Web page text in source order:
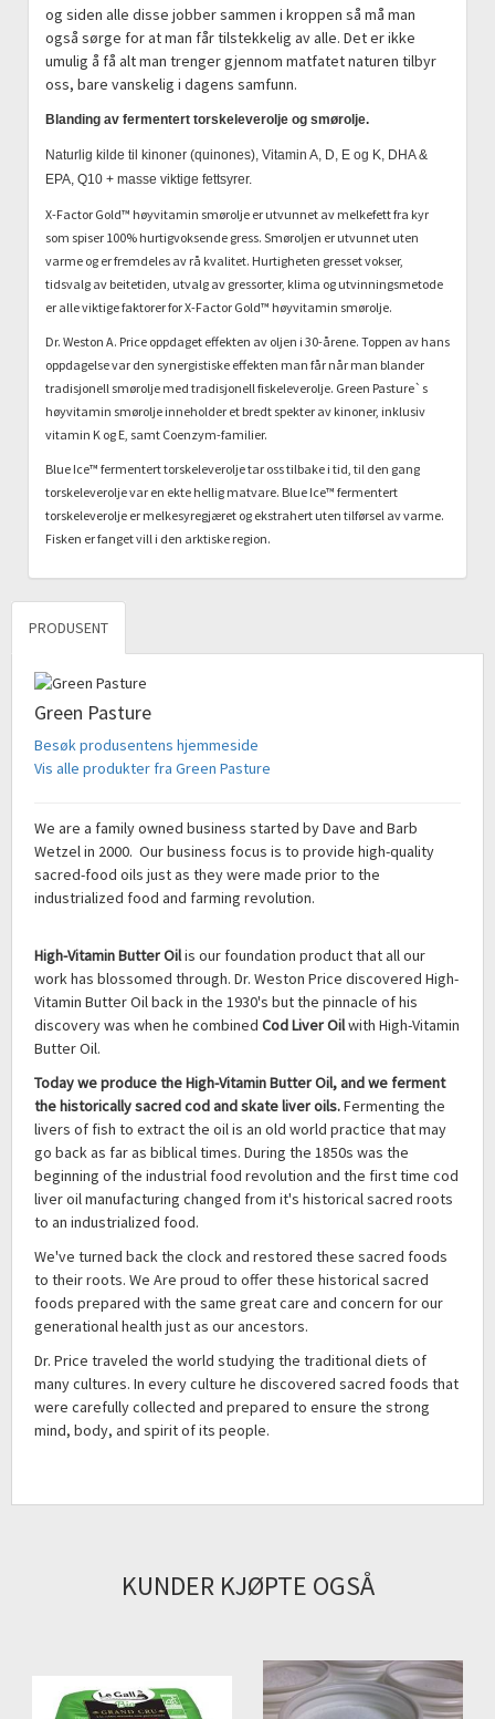
og siden alle disse jobber sammen i kroppen så må man
også sørge for at man får tilstekkelig av alle. Det er ikke
umulig å få alt man trenger gjennom matfatet naturen tilbyr
oss, bare vanskelig i dagens samfunn.
Blanding av fermentert torskeleverolje og smørolje.
Naturlig kilde til kinoner (quinones), Vitamin A, D, E og K, DHA &
EPA, Q10 + masse viktige fettsyrer.
X-Factor Gold™ høyvitamin smørolje er utvunnet av melkefett fra kyr
som spiser 100% hurtigvoksende gress. Smøroljen er utvunnet uten
varme og er fremdeles av rå kvalitet. Hurtigheten gresset vokser,
tidsvalg av beitetiden, utvalg av gressorter, klima og utvinningsmetode
er alle viktige faktorer for X-Factor Gold™ høyvitamin smørolje.
Dr. Weston A. Price oppdaget effekten av oljen i 30-årene. Toppen av hans
oppdagelse var den synergistiske effekten man får når man blander
tradisjonell smørolje med tradisjonell fiskeleverolje. Green Pasture`s
høyvitamin smørolje inneholder et bredt spekter av kinoner, inklusiv
vitamin K og E, samt Coenzym-familier.
Blue Ice™ fermentert torskeleverolje tar oss tilbake i tid, til den gang
torskeleverolje var en ekte hellig matvare. Blue Ice™ fermentert
torskeleverolje er melkesyregjæret og ekstrahert uten tilførsel av varme.
Fisken er fanget vill i den arktiske region.
PRODUSENT
Green Pasture
Besøk produsentens hjemmeside
Vis alle produkter fra Green Pasture
We are a family owned business started by Dave and Barb
Wetzel in 2000. Our business focus is to provide high-quality
sacred-food oils just as they were made prior to the
industrialized food and farming revolution.
High-Vitamin Butter Oilis our foundation product that all our
work has blossomed through. Dr. Weston Price discovered High-
Vitamin Butter Oil back in the 1930's but the pinnacle of his
discovery was when he combined Cod Liver Oilwith High-Vitamin
Butter Oil.
Today we produce the High-Vitamin Butter Oil, and we ferment
the historically sacred cod and skate liver oils.Fermenting the
livers of fish to extract the oil is an old world practice that may
go back as far as biblical times. During the 1850s was the
beginning of the industrial food revolution and the first time cod
liver oil manufacturing changed from it's historical sacred roots
to an industrialized food.
We've turned back the clock and restored these sacred foods
to their roots. We Are proud to offer these historical sacred
foods prepared with the same great care and concern for our
generational health just as our ancestors.
Dr. Price traveled the world studying the traditional diets of
many cultures. In every culture he discovered sacred foods that
were carefully collected and prepared to ensure the strong
mind, body, and spirit of its people.
KUNDER KJØPTE OGSÅ